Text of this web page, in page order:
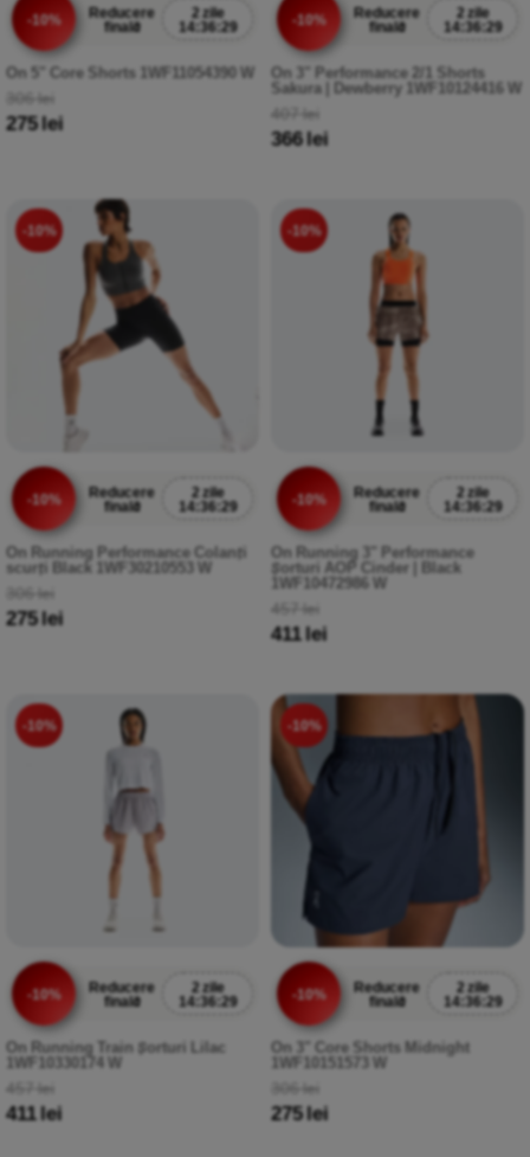
-10%
Reducere
finală
2 zile
14:36:29
On 5" Core Shorts 1WF11054390 W
306 lei
275 lei
-10%
Reducere
finală
2 zile
14:36:29
On 3" Performance 2/1 Shorts
Sakura | Dewberry 1WF10124416 W
407 lei
366 lei
-10%
-10%
Reducere
finală
2 zile
14:36:29
On Running Performance Colanți
scurți Black 1WF30210553 W
306 lei
275 lei
-10%
-10%
Reducere
finală
2 zile
14:36:29
On Running 3" Performance
Șorturi AOP Cinder | Black
1WF10472986 W
457 lei
411 lei
-10%
-10%
Reducere
finală
2 zile
14:36:29
On Running Train Șorturi Lilac
1WF10330174 W
457 lei
411 lei
-10%
-10%
Reducere
finală
2 zile
14:36:29
On 3" Core Shorts Midnight
1WF10151573 W
306 lei
275 lei